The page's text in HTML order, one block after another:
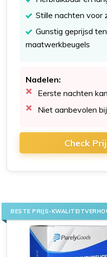
Stille nachten voor
Gunstig geprijsd
maatwerkbeugels
Nadelen:
Eerste nachten
Niet aanbevolen
Check
BESTE PRIJS-